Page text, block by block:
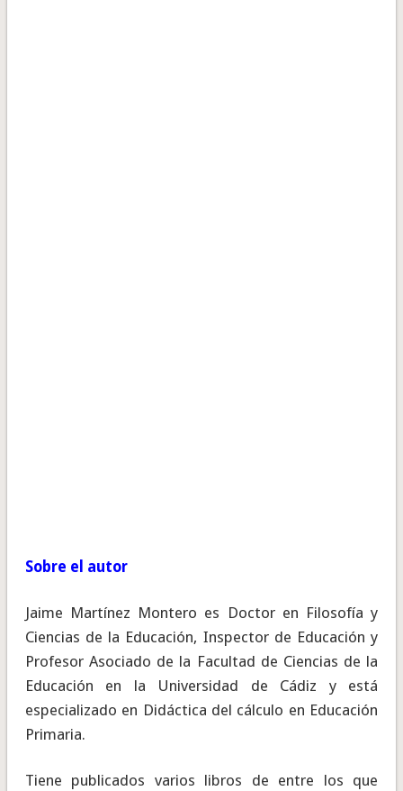
Sobre el autor
Jaime Martínez Montero es Doctor en Filosofía y
Ciencias de la Educación, Inspector de Educación y
Profesor Asociado de la Facultad de Ciencias de la
Educación en la Universidad de Cádiz y está
especializado en Didáctica del cálculo en Educación
Primaria.
Tiene publicados varios libros de entre los que